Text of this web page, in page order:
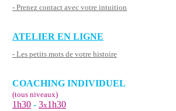
- Prenez contact avec votre intuition
ATELIER EN LIGNE
- Les petits mots de votre histoire
COACHING INDIVIDUEL
(tous niveaux)
1h30 - 3x1h30